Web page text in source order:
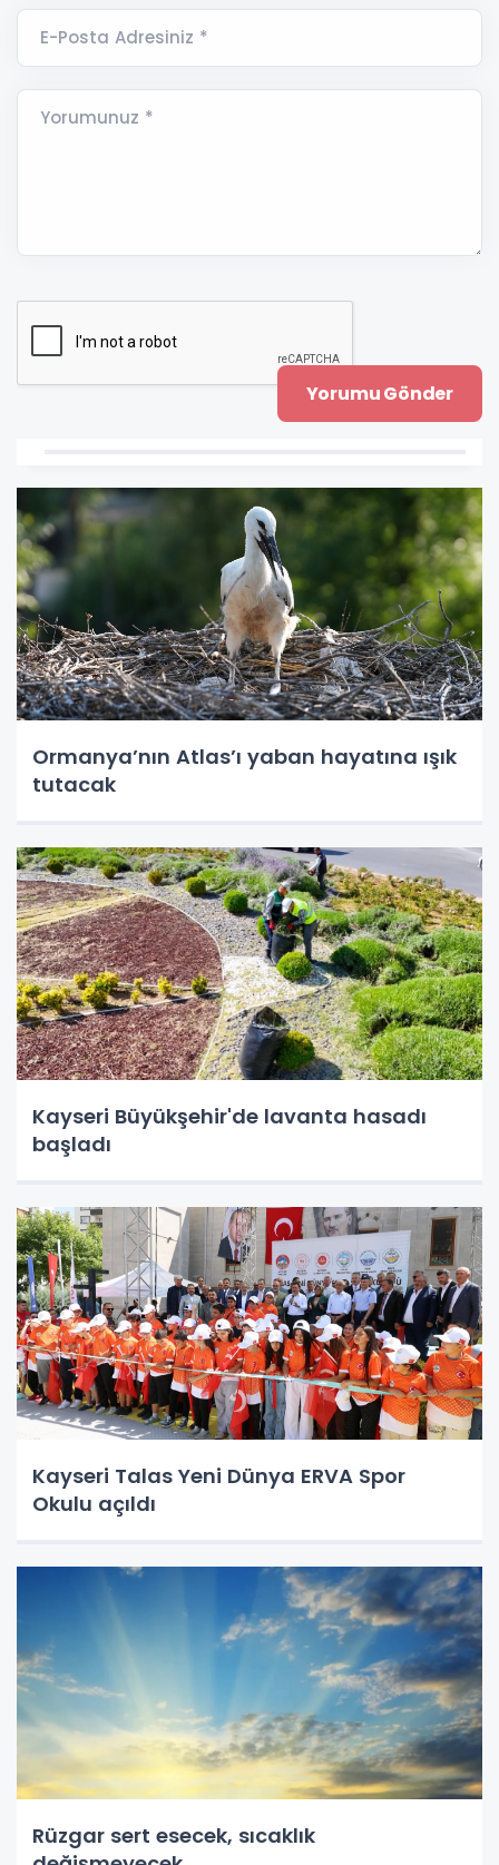
E-Posta Adresiniz *
Yorumunuz *
Ormanya’nın Atlas’ı yaban hayatına ışık
tutacak
Kayseri Büyükşehir'de lavanta hasadı
başladı
Kayseri Talas Yeni Dünya ERVA Spor
Okulu açıldı
Rüzgar sert esecek, sıcaklık